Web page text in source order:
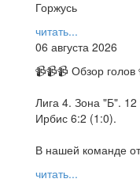
Горжусь
читать...
06 августа 2026
📹📹📹 Обзор голов
Лига 4. Зона "Б".
Ирбис 6:2 (1:0).
В нашей команде
читать...